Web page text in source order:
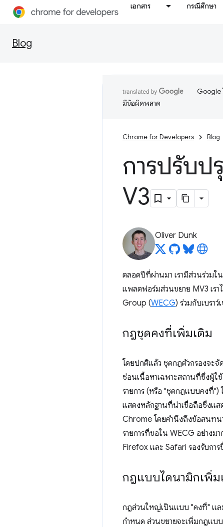
เอกสาร กรณีศึกษา
Blog
Google
มีข้อผิดพลาด
Chrome for Developers Blog
การปรับป
V3
Oliver Dunk
ตลอดปีที่ผ่านมา เรามีส่วนร่วมใ
แพลตฟอร์มส่วนขยาย MV3 เร
Group (WECG) ร่วมกับเบราว์
กฎชุดคงที่เพิ่มเติม
โดยปกติแล้ว ชุดกฎตัวกรองจะจั
ซ่อนเนื้อหาเฉพาะสถานที่ซึ่งผู้ใ
รายการ (หรือ "ชุดกฎแบบคงที่
แสดงหลักฐานที่น่าเชื่อถือซึ่งแส
Chrome โดยคำนึงถึงข้อสนทน
รายการที่ขอใน WECG อย่าง
Firefox และ Safari รองรับกา
กฎแบบไดนามิกเพิ่ม
กฎส่วนใหญ่เป็นแบบ "คงที่" แล
กำหนด ส่วนขยายจะเพิ่มกฎแบ